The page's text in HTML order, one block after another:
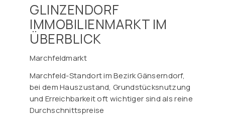
GLINZENDORF
IMMOBILIENMARKT IM
ÜBERBLICK
Marchfeldmarkt
Marchfeld-Standort im Bezirk Gänserndorf,
bei dem Hauszustand, Grundstücksnutzung
und Erreichbarkeit oft wichtiger sind als reine
Durchschnittspreise